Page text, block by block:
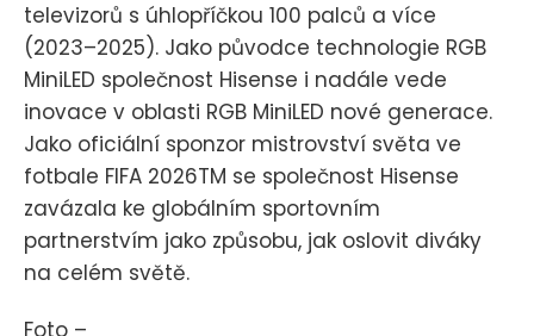
televizorů s úhlopříčkou 100 palců a více
(2023–2025). Jako původce technologie RGB
MiniLED společnost Hisense i nadále vede
inovace v oblasti RGB MiniLED nové generace.
Jako oficiální sponzor mistrovství světa ve
fotbale FIFA 2026TM se společnost Hisense
zavázala ke globálním sportovním
partnerstvím jako způsobu, jak oslovit diváky
na celém světě.